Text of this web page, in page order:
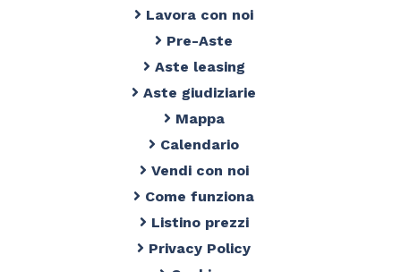
Lavora con noi
Pre-Aste
Aste leasing
Aste giudiziarie
Mappa
Calendario
Vendi con noi
Come funziona
Listino prezzi
Privacy Policy